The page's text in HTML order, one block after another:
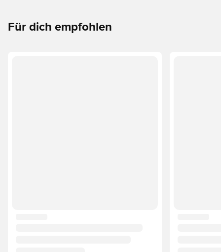
Für dich empfohlen